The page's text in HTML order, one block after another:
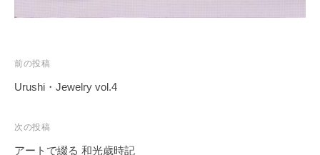
投
稿
ビ
ゲ
前の投稿
Urushi・Jewelry vol.4
次の投稿
アートで綴る 和光歳時記